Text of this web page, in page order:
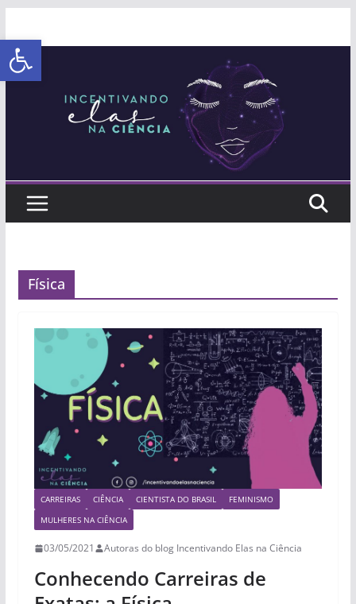
Abrir a barra de ferramentas
Física
CARREIRAS CIÊNCIA CIENTISTA DO BRASIL
FEMINISMO
MULHERES NA CIÊNCIA
03/05/2021 Autoras do blog Incentivando Elas na Ciência
Conhecendo Carreiras de